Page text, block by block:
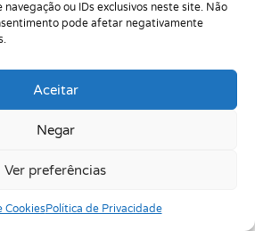
ou IDs exclusivos neste site. Não
pode afetar negativamente
Aceitar
Negar
Ver preferências
CookiesPolítica de Privacidade
padrões (hiperfoco, distração,
eles se manifestam na sua rotina.
rotina mínima, prioridades,
e ajustes no ambiente para reduzir
estratégias para procrastinação,
de decisão e manutenção de
trabalhar irritação, frustração,
técnicas para trabalho,